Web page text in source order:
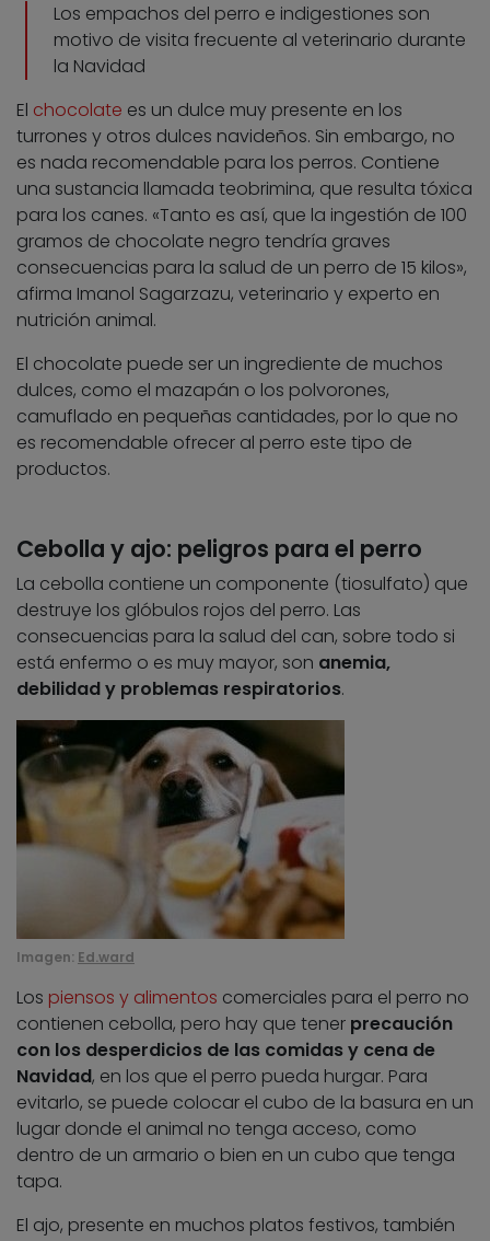
Los empachos del perro e indigestiones son
motivo de visita frecuente al veterinario durante
la Navidad
El chocolate es un dulce muy presente en los
turrones y otros dulces navideños. Sin embargo, no
es nada recomendable para los perros. Contiene
una sustancia llamada teobrimina, que resulta tóxica
para los canes. «Tanto es así, que la ingestión de 100
gramos de chocolate negro tendría graves
consecuencias para la salud de un perro de 15 kilos»,
afirma Imanol Sagarzazu, veterinario y experto en
nutrición animal.
El chocolate puede ser un ingrediente de muchos
dulces, como el mazapán o los polvorones,
camuflado en pequeñas cantidades, por lo que no
es recomendable ofrecer al perro este tipo de
productos.
Cebolla y ajo: peligros para el perro
La cebolla contiene un componente (tiosulfato) que
destruye los glóbulos rojos del perro. Las
consecuencias para la salud del can, sobre todo si
está enfermo o es muy mayor, son anemia,
debilidad y problemas respiratorios.
Imagen: Ed.ward
Los piensos y alimentos comerciales para el perro no
contienen cebolla, pero hay que tener precaución
con los desperdicios de las comidas y cena de
Navidad, en los que el perro pueda hurgar. Para
evitarlo, se puede colocar el cubo de la basura en un
lugar donde el animal no tenga acceso, como
dentro de un armario o bien en un cubo que tenga
tapa.
El ajo, presente en muchos platos festivos, también